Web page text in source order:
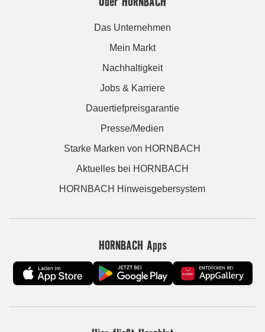
Das Unternehmen
Mein Markt
Nachhaltigkeit
Jobs & Karriere
Dauertiefpreisgarantie
Presse/Medien
Starke Marken von HORNBACH
Aktuelles bei HORNBACH
HORNBACH Hinweisgebersystem
HORNBACH Apps